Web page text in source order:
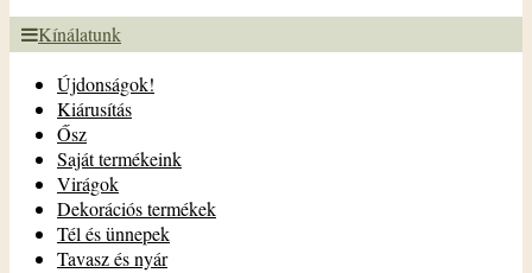
Kínálatunk
Újdonságok!
Kiárusítás
Ősz
Saját termékeink
Virágok
Dekorációs termékek
Tél és ünnepek
Tavasz és nyár